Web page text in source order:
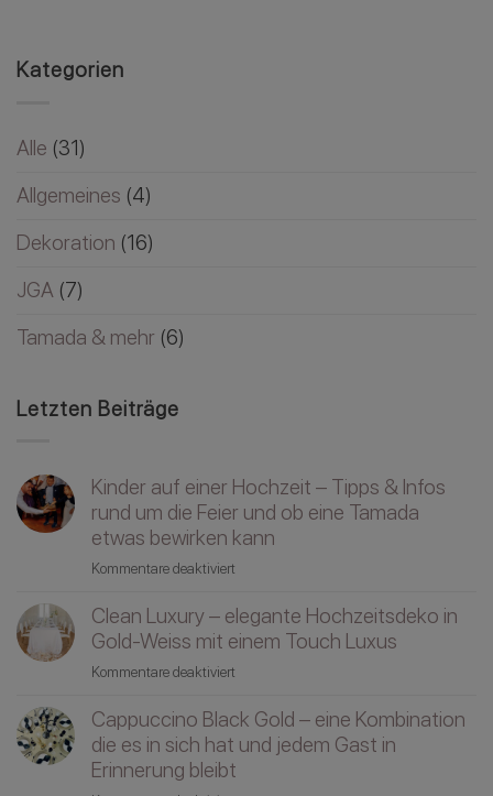
Kategorien
Alle (31)
Allgemeines (4)
Dekoration (16)
JGA (7)
Tamada & mehr (6)
Letzten Beiträge
Kinder auf einer Hochzeit – Tipps & Infos
rund um die Feier und ob eine Tamada
etwas bewirken kann
Kommentare deaktiviert
auf
einer
&
Infos
rund
Clean Luxury – elegante Hochzeitsdeko in
Gold-Weiss mit einem Touch Luxus
Kommentare deaktiviert
Luxury
–
elegante
Cappuccino Black Gold – eine Kombination
die es in sich hat und jedem Gast in
Erinnerung bleibt